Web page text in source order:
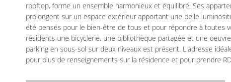
rooftop, forme un ensemble harmonieux et équilibré. Ses
prolongent sur un espace extérieur apportant une belle
été pensés pour le bien-être de tous et pour répondre à toutes
résidents une bicyclerie, une bibliothèque partagée et une
parking en sous-sol sur deux niveaux est présent. L'adresse
pour plus de renseignements sur la résidence et pour prendre